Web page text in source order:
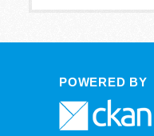
POWERED BY